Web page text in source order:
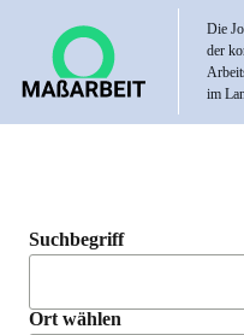
Die
der
im
Suchbegriff
Ort wählen